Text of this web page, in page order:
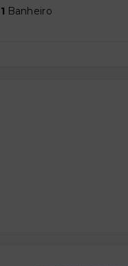
1 Banheiro